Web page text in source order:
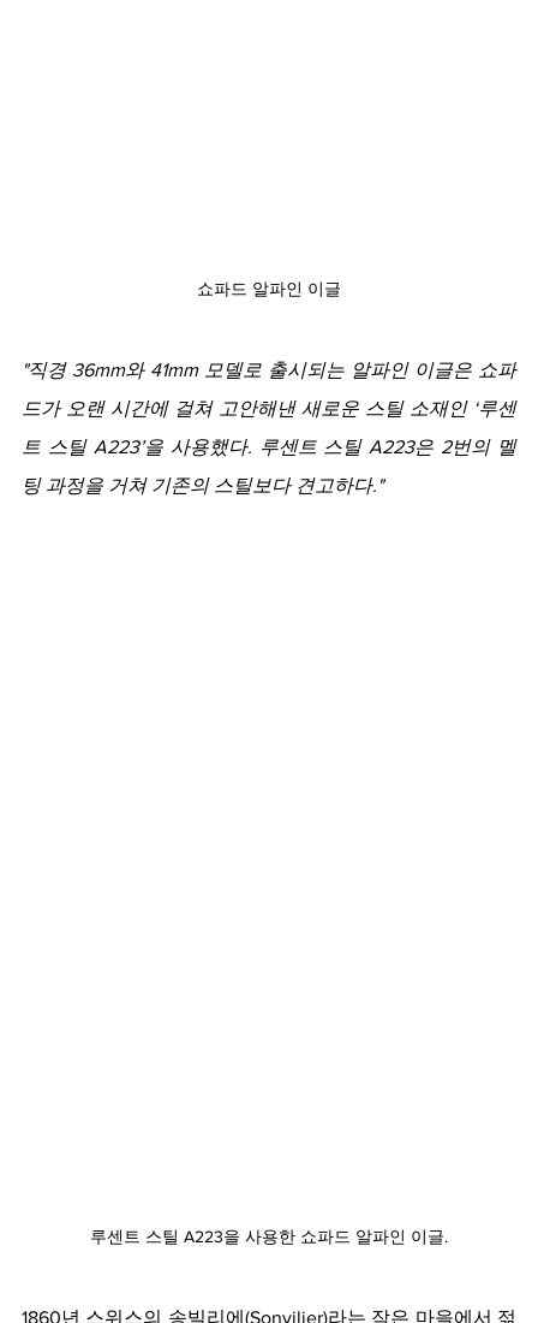
쇼파드 알파인 이글
"직경 36mm와 41mm 모델로 출시되는 알파인 이글은 쇼파
드가 오랜 시간에 걸쳐 고안해낸 새로운 스틸 소재인 ‘루센
트 스틸 A223’을 사용했다. 루센트 스틸 A223은 2번의 멜
팅 과정을 거쳐 기존의 스틸보다 견고하다."
루센트 스틸 A223을 사용한 쇼파드 알파인 이글.
1860년 스위스의 송빌리에(Sonvilier)라는 작은 마을에서 젊